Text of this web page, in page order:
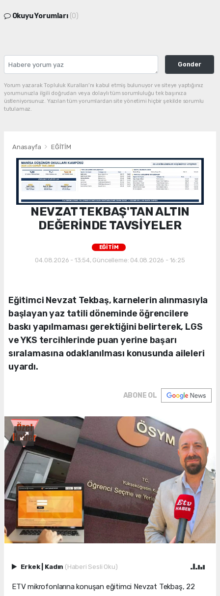
Okuyu Yorumları (0)
Gonder
Yorum yazarak Topluluk Kuralları’nı kabul etmiş bulunuyor ve siteye yaptığınız
yorumunuzla ilgili doğrudan veya dolaylı tüm sorumluluğu tek başınıza
üstleniyorsunuz. Yazılan tüm yorumlardan site yönetimi hiçbir şekilde sorumlu
tutulamaz.
Anasayfa EĞİTİM
NEVZAT TEKBAŞ'TAN ALTIN
DEĞERİNDE TAVSİYELER
EĞİTİM
04.08.2026 - 13:54, Güncelleme: 04.08.2026 - 16:25
Eğitimci Nevzat Tekbaş, karnelerin alınmasıyla
başlayan yaz tatili döneminde öğrencilere
baskı yapılmaması gerektiğini belirterek, LGS
ve YKS tercihlerinde puan yerine başarı
sıralamasına odaklanılması konusunda aileleri
uyardı.
ABONE OL
Erkek Kadın (Haberi Sesli Oku)
ETV mikrofonlarına konuşan eğitimci Nevzat Tekbaş, 22